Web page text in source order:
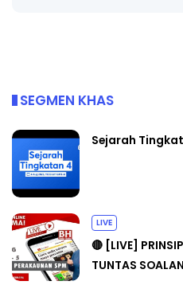
SEGMEN KHAS
Sejarah
LIVE
🔴 [LIVE]
TUNTAS